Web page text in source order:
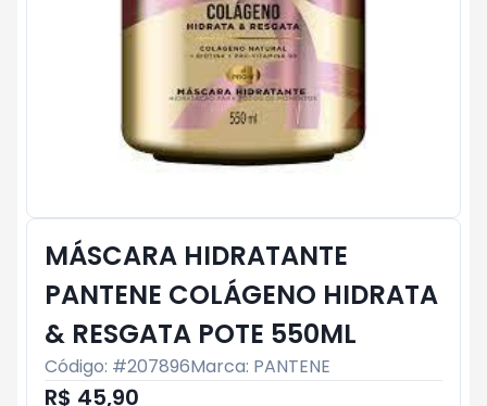
MÁSCARA HIDRATANTE
PANTENE COLÁGENO HIDRATA
& RESGATA POTE 550ML
Código: #207896Marca: PANTENE
R$ 45,90